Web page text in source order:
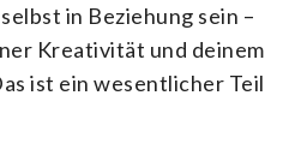
in Beziehung sein –
Kreativität und deinem
ist ein wesentlicher Teil